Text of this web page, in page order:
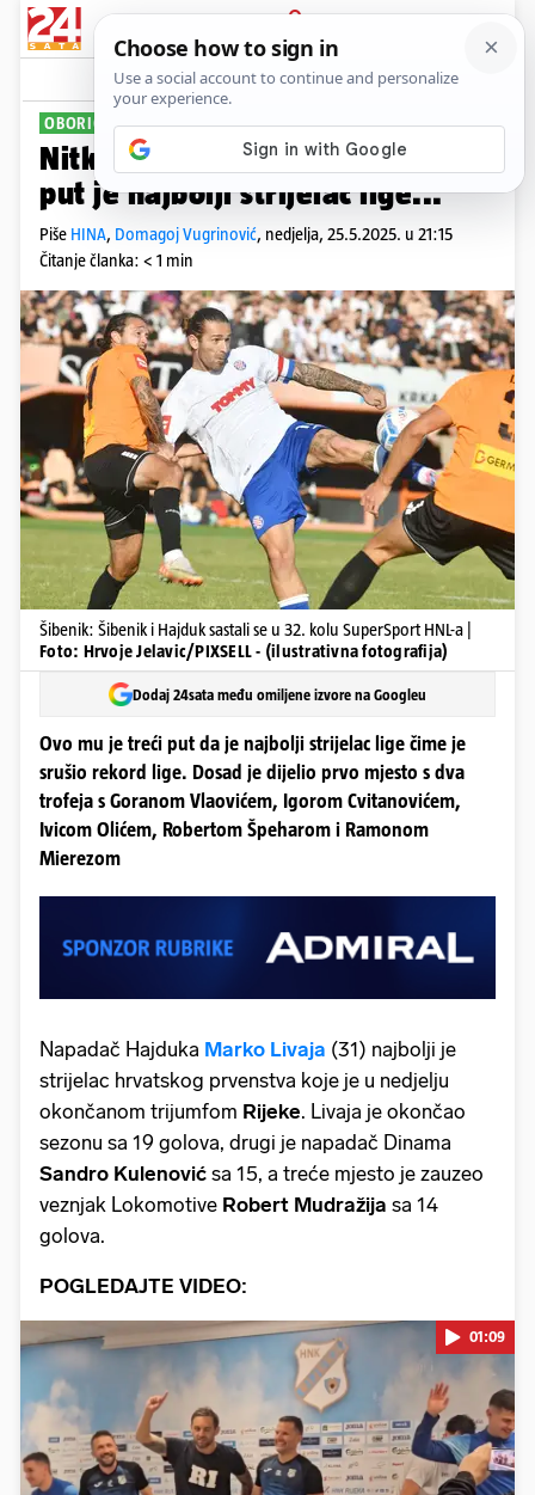
PRIJAVA
Sport Komentari
OBORIO REKORD
Nitko kao Marko Livaja! Po treći
put je najbolji strijelac lige...
Piše HINA, Domagoj Vugrinović, nedjelja, 25.5.2025. u 21:15
Čitanje članka: < 1 min
Šibenik: Šibenik i Hajduk sastali se u 32. kolu SuperSport HNL-a |
Foto: Hrvoje Jelavic/PIXSELL - (ilustrativna fotografija)
Dodaj 24sata među omiljene izvore na Googleu
Ovo mu je treći put da je najbolji strijelac lige čime je
srušio rekord lige. Dosad je dijelio prvo mjesto s dva
trofeja s Goranom Vlaovićem, Igorom Cvitanovićem,
Ivicom Olićem, Robertom Špeharom i Ramonom
Mierezom
Napadač Hajduka Marko Livaja (31) najbolji je
strijelac hrvatskog prvenstva koje je u nedjelju
okončanom trijumfom Rijeke. Livaja je okončao
sezonu sa 19 golova, drugi je napadač Dinama
Sandro Kulenović sa 15, a treće mjesto je zauzeo
veznjak Lokomotive Robert Mudražija sa 14
golova.
POGLEDAJTE VIDEO:
Pokretanje videa...
01:09